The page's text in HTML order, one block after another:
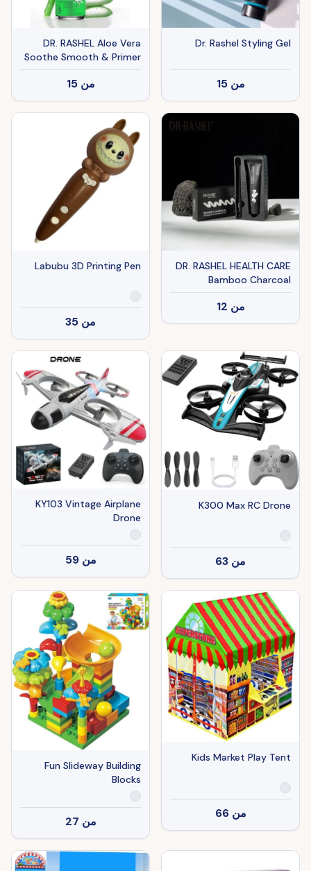
Dr. Rashel Styling Gel
من 15
DR. RASHEL Aloe Vera
Soothe Smooth & Primer
Serum
من 15
DR. RASHEL HEALTH CARE
Bamboo Charcoal
Toothpaste &
Toothbrushمن 12
Labubu 3D Printing Pen
من 35
K300 Max RC Drone
من 63
KY103 Vintage Airplane
Drone
من 59
Kids Market Play Tent
من 66
Fun Slideway Building
Blocks
من 27